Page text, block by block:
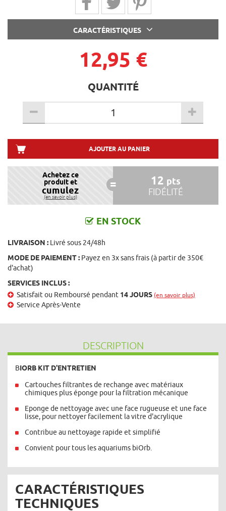
CARACTÉRISTIQUES
12,95 €
QUANTITÉ
AJOUTER AU PANIER
Achetez ce
produit et
cumulez
(en savoir plus)
12 pts
FIDÉLITÉ
EN STOCK
LIVRAISON : Livré sous 24/48h
MODE DE PAIEMENT : Payez en 3x sans frais (à partir de 350€
d'achat)
SERVICES INCLUS :
Satisfait ou Remboursé pendant 14 JOURS (en savoir plus)
Service Après-Vente
DESCRIPTION
BIORB KIT D'ENTRETIEN
Cartouches filtrantes de rechange avec matériaux
chimiques plus éponge pour la filtration mécanique
Eponge de nettoyage avec une face rugueuse et une face
lisse, pour nettoyer facilement la vitre d'acrylique
Contribue au nettoyage rapide et simplifié
Convient pour tous les aquariums biOrb.
CARACTÉRISTIQUES
TECHNIQUES